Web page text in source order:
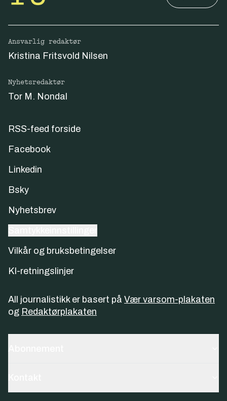
Ansvarlig redaktør
Kristina Fritsvold Nilsen
Nyhetsredaktør
Tor M. Nondal
RSS-feed forside
Facebook
Linkedin
Bsky
Nyhetsbrev
Vilkår og bruksbetingelser
KI-retningslinjer
All journalistikk er basert på Vær varsom-plakaten
og Redaktørplakaten